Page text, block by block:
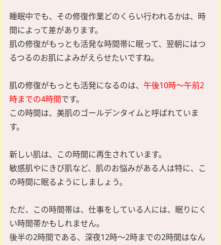
睡眠中でも、その修復作業どのくらい行われるかは、時
間によって差があります。
肌の修復がもっとも活発な時間帯に眠って、翌朝にはつ
るつるのお肌によみがえらせたいですね。
肌の修復がもっとも活発になるのは、 午後10時～午前2
時までの4時間です。
この時間は、美肌のゴールデンタイムと呼ばれていま
す。
新しい肌は、この時間に再生されています。
敏感肌やにきび肌など、肌のお悩みがある人は特に、こ
の時間に眠るようにしましょう。
ただ、この時間帯は、仕事をしている人には、眠りにく
い時間帯かもしれません。
後半の2時間である、深夜12時～2時までの2時間はなん